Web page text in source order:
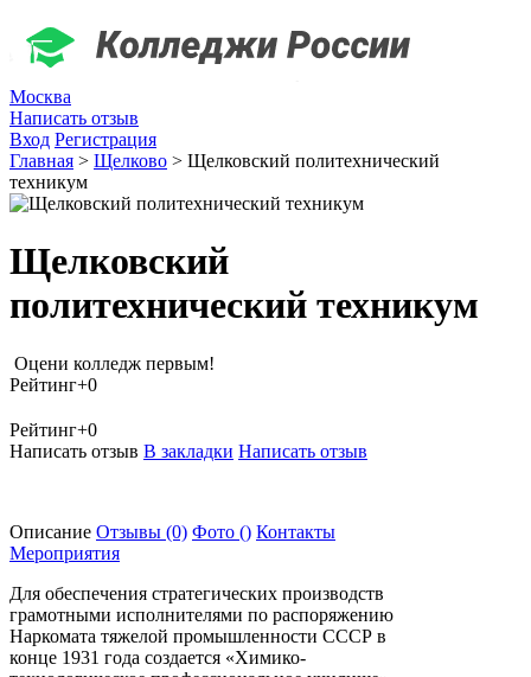
Москва
Написать отзыв
Вход Регистрация
Главная > Щелково > Щелковский политехнический
техникум
Щелковский
политехнический техникум
Оцени колледж первым!
Рейтинг+0
Рейтинг+0
Написать отзыв В закладки Написать отзыв
Описание Отзывы (0) Фото () Контакты
Мероприятия
Для обеспечения стратегических производств
грамотными исполнителями по распоряжению
Наркомата тяжелой промышленности СССР в
конце 1931 года создается «Химико-